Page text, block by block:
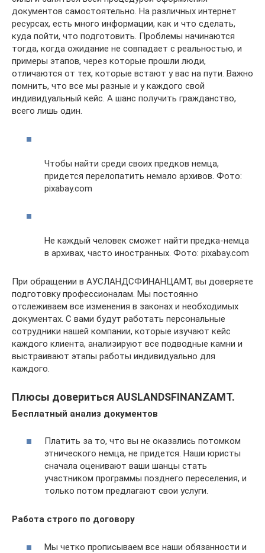
документов самостоятельно. На различных интернет
ресурсах, есть много информации, как и что сделать,
куда пойти, что подготовить. Проблемы начинаются
тогда, когда ожидание не совпадает с реальностью, и
примеры этапов, через которые прошли люди,
отличаются от тех, которые встают у вас на пути. Важно
помнить, что все мы разные и у каждого свой
индивидуальный кейс. А шанс получить гражданство,
всего лишь один.
Чтобы найти среди своих предков немца,
придется перелопатить немало архивов. Фото:
pixabay.com
Не каждый человек сможет найти предка-немца
в архивах, часто иностранных. Фото: pixabay.com
При обращении в АУСЛАНДСФИНАНЦАМТ, вы доверяете
подготовку профессионалам. Мы постоянно
отслеживаем все изменения в законах и необходимых
документах. С вами будут работать персональные
сотрудники нашей компании, которые изучают кейс
каждого клиента, анализируют все подводные камни и
выстраивают этапы работы индивидуально для
каждого.
Плюсы довериться AUSLANDSFINANZAMT.
Бесплатный анализ документов
Платить за то, что вы не оказались потомком
этнического немца, не придется. Наши юристы
сначала оценивают ваши шанцы стать
участником программы позднего переселения, и
только потом предлагают свои услуги.
Работа строго по договору
Мы четко прописываем все наши обязанности и